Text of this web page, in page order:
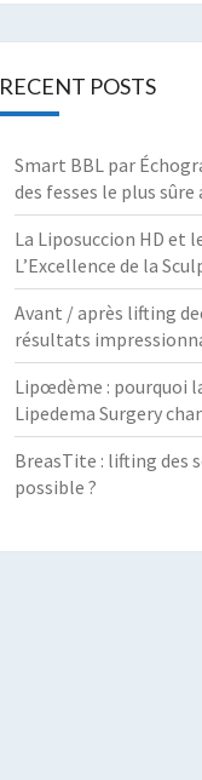
RECENT POSTS
Smart BBL par
des fesses le plus sûre
La Liposuccion HD et
L’Excellence de la
Avant / après lifting
résultats
Lipœdème : pourquoi
Lipedema Surgery
BreasTite : lifting des
possible ?